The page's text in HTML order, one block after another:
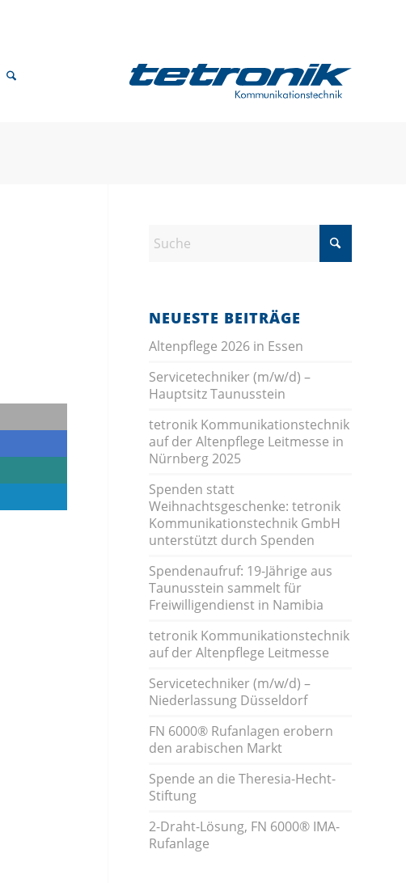
NEUESTE BEITRÄGE
Altenpflege 2026 in Essen
Servicetechniker (m/w/d) –
Hauptsitz Taunusstein
tetronik Kommunikationstechnik
auf der Altenpflege Leitmesse in
Nürnberg 2025
Spenden statt
Weihnachtsgeschenke: tetronik
Kommunikationstechnik GmbH
unterstützt durch Spenden
Spendenaufruf: 19-Jährige aus
Taunusstein sammelt für
Freiwilligendienst in Namibia
tetronik Kommunikationstechnik
auf der Altenpflege Leitmesse
Servicetechniker (m/w/d) –
Niederlassung Düsseldorf
FN 6000® Rufanlagen erobern
den arabischen Markt
Spende an die Theresia-Hecht-
Stiftung
2-Draht-Lösung, FN 6000® IMA-
Rufanlage